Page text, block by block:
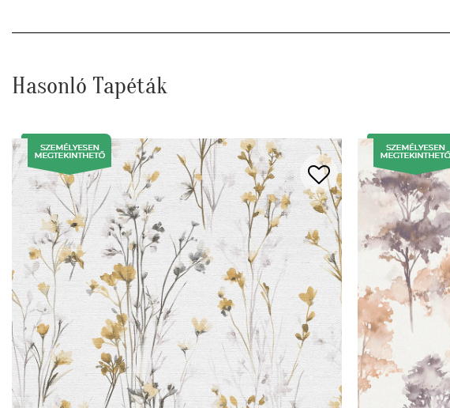
Hasonló Tapéták